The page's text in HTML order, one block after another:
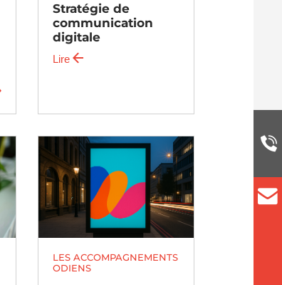
Stratégie de
communication
digitale
Lire
LES ACCOMPAGNEMENTS
ODIENS